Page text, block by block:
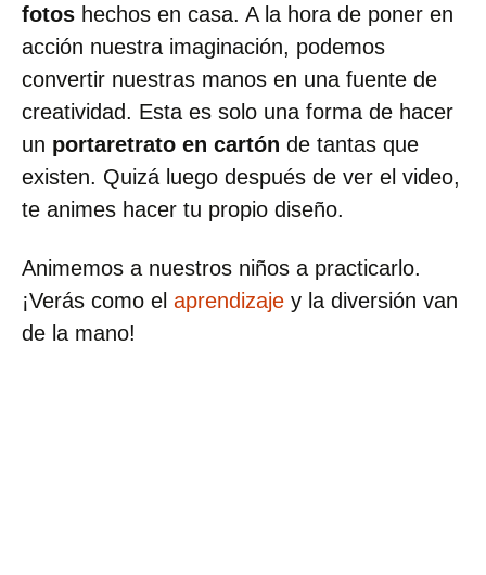
fotos hechos en casa. A la hora de poner en
acción nuestra imaginación, podemos
convertir nuestras manos en una fuente de
creatividad. Esta es solo una forma de hacer
un portaretrato en cartón de tantas que
existen. Quizá luego después de ver el video,
te animes hacer tu propio diseño.
Animemos a nuestros niños a practicarlo.
¡Verás como el aprendizaje y la diversión van
de la mano!